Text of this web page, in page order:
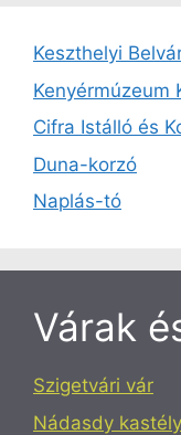
Keszthelyi
Kenyérmúzeum
Cifra Istálló és
Duna-korzó
Naplás-tó
Várak
Szigetvári vár
Nádasdy kastély